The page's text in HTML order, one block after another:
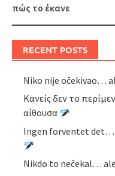
πώς το έκανε
RECENT POSTS
Niko nije očekivao…
Κανείς δεν το
αίθουσα
Ingen forventet det…
Nikdo to nečekal…